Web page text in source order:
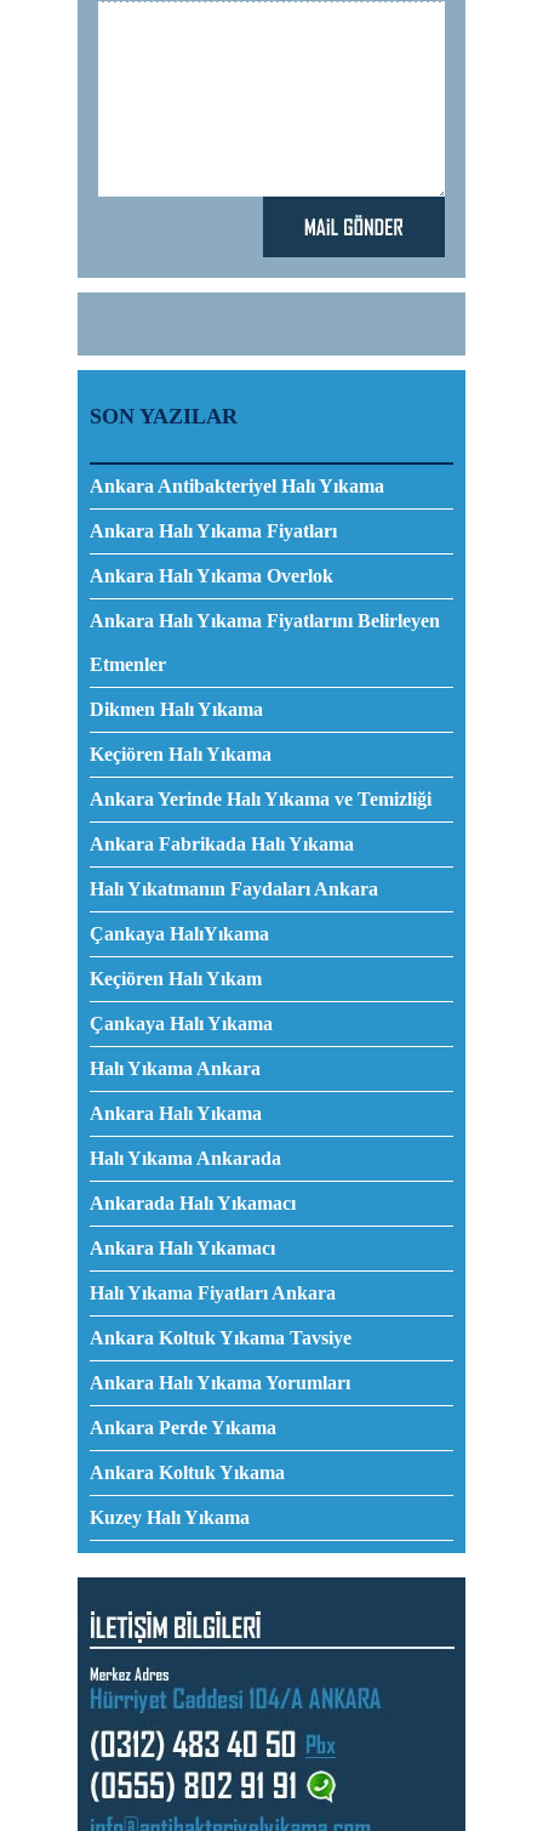
SON YAZILAR
Ankara Antibakteriyel Halı Yıkama
Ankara Halı Yıkama Fiyatları
Ankara Halı Yıkama Overlok
Ankara Halı Yıkama Fiyatlarını Belirleyen
Etmenler
Dikmen Halı Yıkama
Keçiören Halı Yıkama
Ankara Yerinde Halı Yıkama ve Temizliği
Ankara Fabrikada Halı Yıkama
Halı Yıkatmanın Faydaları Ankara
Çankaya HalıYıkama
Keçiören Halı Yıkam
Çankaya Halı Yıkama
Halı Yıkama Ankara
Ankara Halı Yıkama
Halı Yıkama Ankarada
Ankarada Halı Yıkamacı
Ankara Halı Yıkamacı
Halı Yıkama Fiyatları Ankara
Ankara Koltuk Yıkama Tavsiye
Ankara Halı Yıkama Yorumları
Ankara Perde Yıkama
Ankara Koltuk Yıkama
Kuzey Halı Yıkama